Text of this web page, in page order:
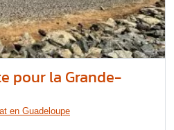
pour la Grande-
en Guadeloupe